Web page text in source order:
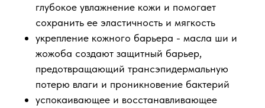
глубокое увлажнение кожи и помогает
сохранить ее эластичность и мягкость
укрепление кожного барьера - масла ши и
жожоба создают защитный барьер,
предотвращающий трансэпидермальную
потерю влаги и проникновение бактерий
успокаивающее и восстанавливающее